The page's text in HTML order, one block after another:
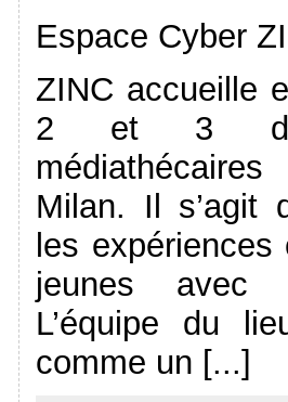
Espace Cyber
ZINC accueille
2 et 3
Milan. Il s’agit
les
jeunes avec
L’équipe du
comme un [...]